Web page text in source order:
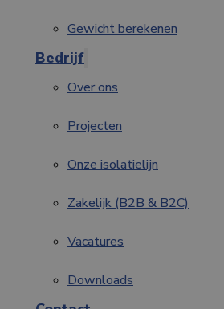
Gewicht berekenen
Bedrijf
Over ons
Projecten
Onze isolatielijn
Zakelijk (B2B & B2C)
Vacatures
Downloads